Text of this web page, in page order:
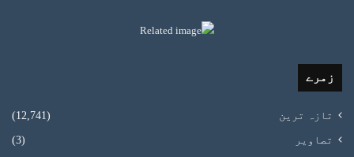
زمرے
تازہ ترین (12,741)
تصاویر (3)